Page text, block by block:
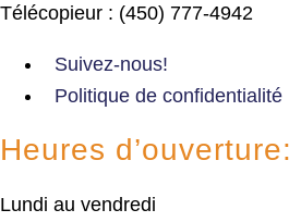
Télécopieur : (450) 777-4942
Suivez-nous!
Politique de confidentialité
Heures d’ouverture:
Lundi au vendredi